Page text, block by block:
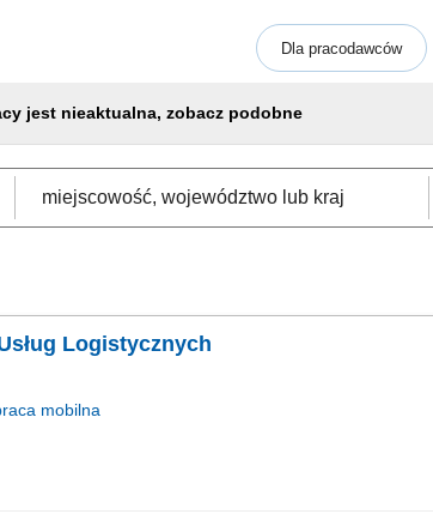
Dla pracodawców
jest nieaktualna, zobacz podobne
Logistycznych
mobilna